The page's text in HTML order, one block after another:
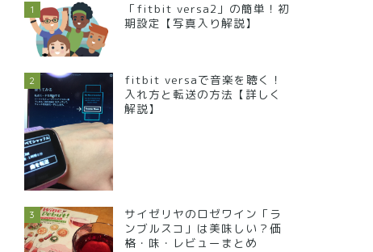
1
「fitbit versa2」の簡単！初
期設定【写真入り解説】
2
fitbit versaで音楽を聴く！
入れ方と転送の方法【詳しく
解説】
3
サイゼリヤのロゼワイン「ラ
ンブルスコ」は美味しい？価
格・味・レビューまとめ